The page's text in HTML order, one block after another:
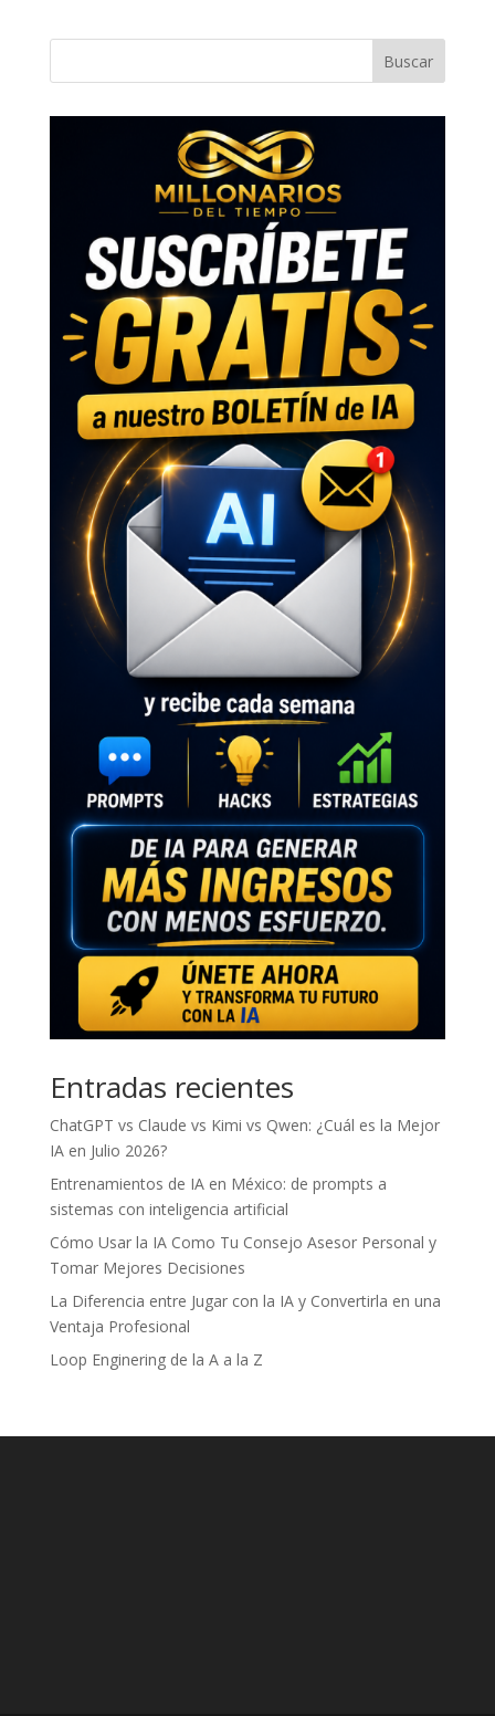
Buscar
Entradas recientes
ChatGPT vs Claude vs Kimi vs Qwen: ¿Cuál es la Mejor
IA en Julio 2026?
Entrenamientos de IA en México: de prompts a
sistemas con inteligencia artificial
Cómo Usar la IA Como Tu Consejo Asesor Personal y
Tomar Mejores Decisiones
La Diferencia entre Jugar con la IA y Convertirla en una
Ventaja Profesional
Loop Enginering de la A a la Z